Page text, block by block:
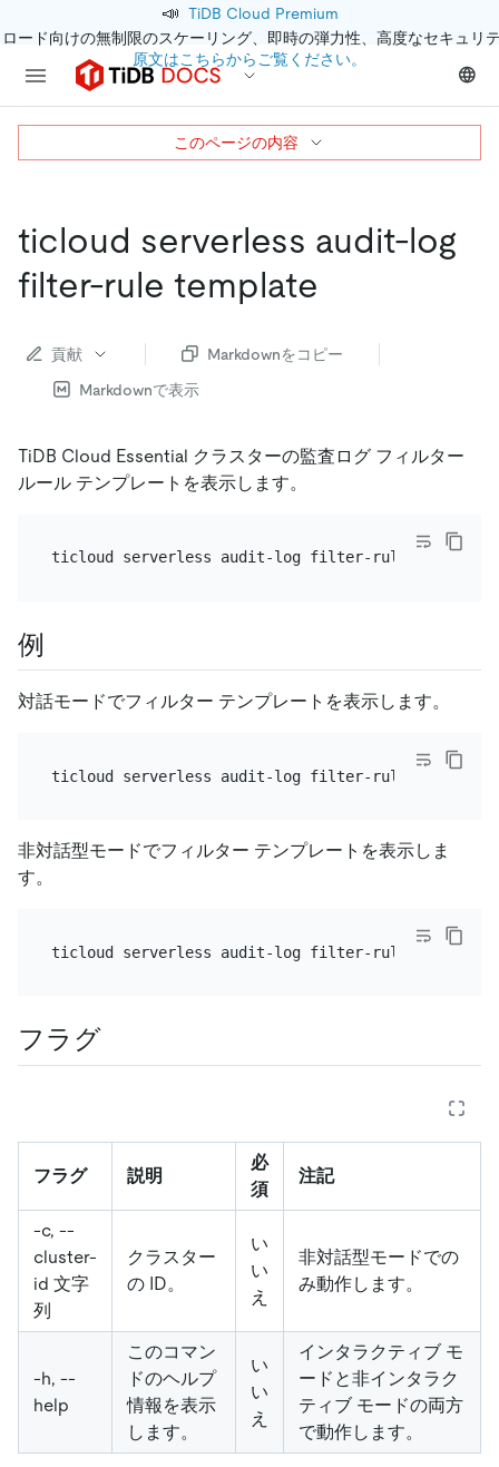
📣 TiDB Cloud Premium
ード向けの無制限のスケーリング、即時の弾力性、高度なセキュリ
原文はこちらからご覧ください。
ticloud serverless audit-log
filter-rule template
貢献
Markdownをコピー
Markdownで表示
TiDB Cloud Essential クラスターの監査ログ フィルター
ルール テンプレートを表示します。
例
対話モードでフィルター テンプレートを表示します。
非対話型モードでフィルター テンプレートを表示しま
す。
フラグ
フラグ 説明
必
須
注記
-c, --
cluster-
id 文字
列
クラスター
の ID。
い
い
え
非対話型モードでの
み動作します。
-h, --
help
このコマン
ドのヘルプ
情報を表示
します。
い
い
え
インタラクティブ モ
ードと非インタラク
ティブ モードの両方
で動作します。
このページの内容